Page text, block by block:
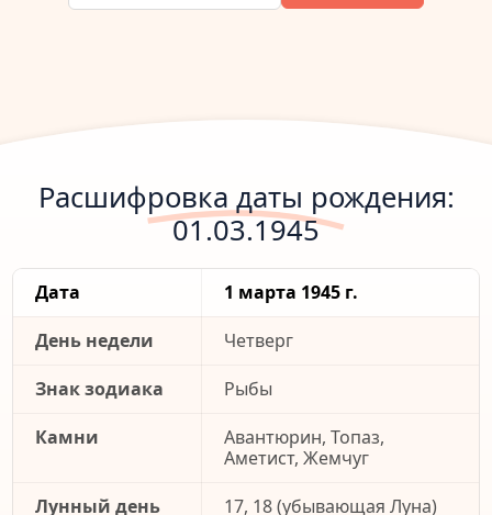
Расшифровка даты рождения:
01.03.1945
Дата
1 марта 1945 г.
День недели
Четверг
Знак зодиака
Рыбы
Камни
Авантюрин, Топаз,
Аметист, Жемчуг
Лунный день
17, 18 (убывающая Луна)